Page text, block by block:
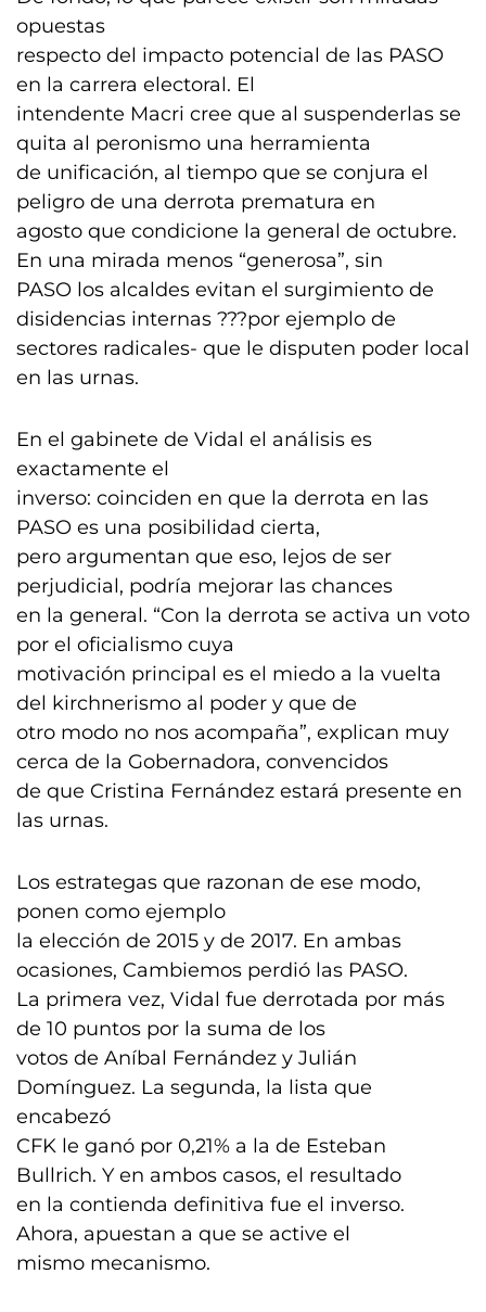
opuestas
respecto del impacto potencial de las PASO
en la carrera electoral. El
intendente Macri cree que al suspenderlas se
quita al peronismo una herramienta
de unificación, al tiempo que se conjura el
peligro de una derrota prematura en
agosto que condicione la general de octubre.
En una mirada menos “generosa”, sin
PASO los alcaldes evitan el surgimiento de
disidencias internas ???por ejemplo de
sectores radicales- que le disputen poder local
en las urnas.
En el gabinete de Vidal el análisis es
exactamente el
inverso: coinciden en que la derrota en las
PASO es una posibilidad cierta,
pero argumentan que eso, lejos de ser
perjudicial, podría mejorar las chances
en la general. “Con la derrota se activa un voto
por el oficialismo cuya
motivación principal es el miedo a la vuelta
del kirchnerismo al poder y que de
otro modo no nos acompaña”, explican muy
cerca de la Gobernadora, convencidos
de que Cristina Fernández estará presente en
las urnas.
Los estrategas que razonan de ese modo,
ponen como ejemplo
la elección de 2015 y de 2017. En ambas
ocasiones, Cambiemos perdió las PASO.
La primera vez, Vidal fue derrotada por más
de 10 puntos por la suma de los
votos de Aníbal Fernández y Julián
Domínguez. La segunda, la lista que
encabezó
CFK le ganó por 0,21% a la de Esteban
Bullrich. Y en ambos casos, el resultado
en la contienda definitiva fue el inverso.
Ahora, apuestan a que se active el
mismo mecanismo.